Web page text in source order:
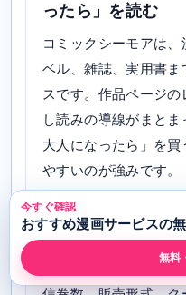
ったら」を読む
コミックシーモアは
ベル、雑誌、実用書
スです。作品ページ
し読みの導線がまとま
大人になったら」を
やすいのが強みです。
「幼馴染が、大人にな
ータで配信あり。全
く、まず公式作品ペ
今すぐ確認
おすすめ漫画サービスの
無料